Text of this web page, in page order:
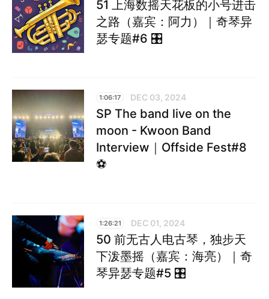
51 上海数摇天花板的小号进击
之路（嘉宾：阿力）｜奇琴异
瑟专题#6 🎛️
1:06:17 DEC 03, 2024
SP The band live on the
moon - Kwoon Band
Interview｜Offside Fest#8
⚽️
1:26:21 DEC 01, 2024
50 前无古人电古琴，独步天
下泼墨摇（嘉宾：海亮）｜奇
琴异瑟专题#5 🎛️